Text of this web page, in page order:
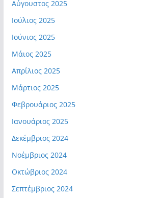
Αύγουστος 2025
Ιούλιος 2025
Ιούνιος 2025
Μάιος 2025
Απρίλιος 2025
Μάρτιος 2025
Φεβρουάριος 2025
Ιανουάριος 2025
Δεκέμβριος 2024
Νοέμβριος 2024
Οκτώβριος 2024
Σεπτέμβριος 2024